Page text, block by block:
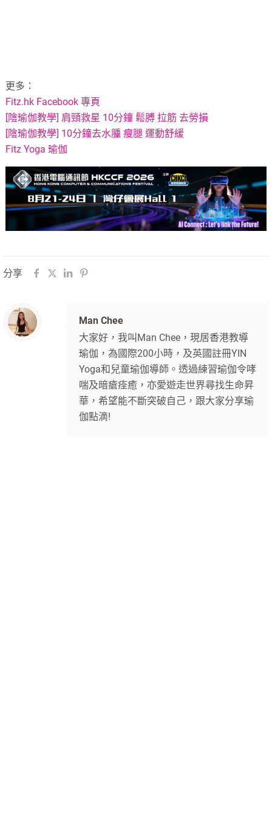
更多：
Fitz.hk Facebook 專頁
[陰瑜伽教學] 肩頸救星 10分鐘 鬆膊 拉筋 去勞損
[陰瑜伽教學] 10分鐘去水腫 瘦腿 運動舒緩
Fitz Yoga 瑜伽
分享
Man Chee
大家好，我叫Man Chee，現居香港教導
瑜伽，為國際200小時，及英國註冊YIN
Yoga和兒童瑜伽導師。透過練習瑜伽令哮
喘及暗瘡痊癒，亦愛遊走世界尋找生命昇
華，希望能不斷突破自己，跟大家分享瑜
伽點滴!